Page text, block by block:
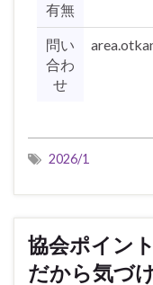
有無
問い
合わ
せ
2026/1
協会ポイン
だから気づ